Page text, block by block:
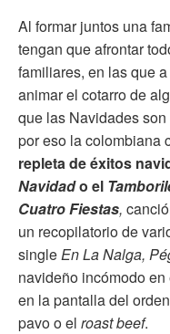
Al formar juntos una
tengan que afrontar
familiares, en las que
animar el cotarro de
que las Navidades
por eso la colombiana
repleta de éxitos
Navidado el
Cuatro Fiestas,
un recopilatorio de
single En La Nalga,
navideño incómodo
en la pantalla del
pavo o el roast beef.